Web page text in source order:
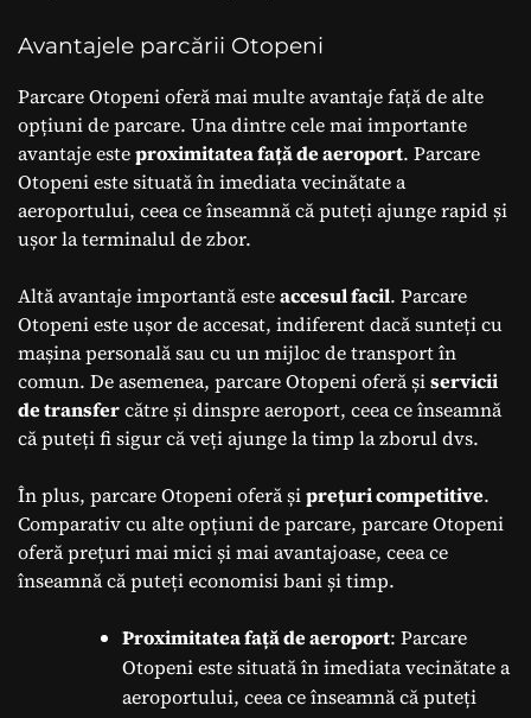
Avantajele parcării Otopeni
Parcare Otopeni oferă mai multe avantaje față de alte
opțiuni de parcare. Una dintre cele mai importante
avantaje esteproximitatea față de aeroport. Parcare
Otopeni este situată în imediata vecinătate a
aeroportului, ceea ce înseamnă că puteți ajunge rapid și
ușor la terminalul de zbor.
Altă avantaje importantă esteaccesul facil. Parcare
Otopeni este ușor de accesat, indiferent dacă sunteți cu
mașina personală sau cu un mijloc de transport în
comun. De asemenea, parcare Otopeni oferă șiservicii
de transfercătre și dinspre aeroport, ceea ce înseamnă
că puteți fi sigur că veți ajunge la timp la zborul dvs.
În plus, parcare Otopeni oferă șiprețuri competitive.
Comparativ cu alte opțiuni de parcare, parcare Otopeni
oferă prețuri mai mici și mai avantajoase, ceea ce
înseamnă că puteți economisi bani și timp.
Proximitatea față de aeroport: Parcare
Otopeni este situată în imediata vecinătate a
aeroportului, ceea ce înseamnă că puteți